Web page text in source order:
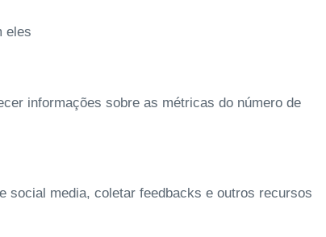
eles
informações sobre as métricas do número de
social media, coletar feedbacks e outros recursos